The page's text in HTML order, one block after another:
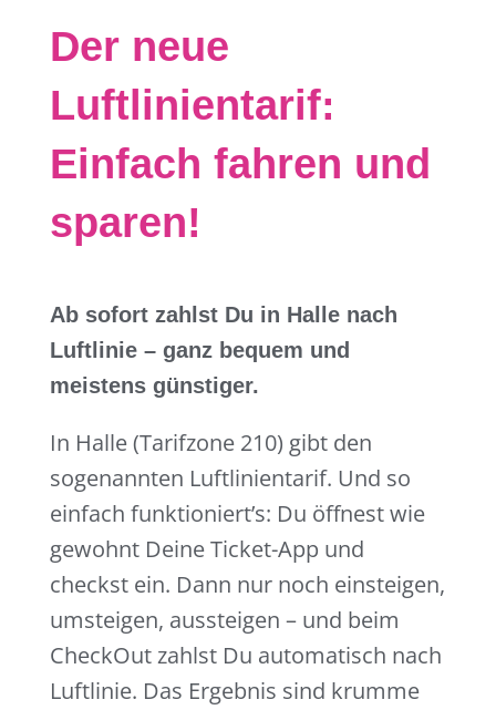
Der neue
Luftlinientarif:
Einfach fahren und
sparen!
Ab sofort zahlst Du in Halle nach
Luftlinie – ganz bequem und
meistens günstiger.
In Halle (Tarifzone 210) gibt den
sogenannten Luftlinientarif. Und so
einfach funktioniert’s: Du öffnest wie
gewohnt Deine Ticket-App und
checkst ein. Dann nur noch einsteigen,
umsteigen, aussteigen – und beim
CheckOut zahlst Du automatisch nach
Luftlinie. Das Ergebnis sind krumme